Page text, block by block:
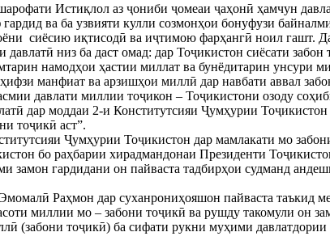
Истиқлол аз ҷониби ҷомеаи ҷаҳонӣ ҳамчун
гардид ва ба узвияти кулли созмонҳои бонуфузи
сиёсию иқтисодӣ ва иҷтимою фарҳангӣ ноил гашт.
давлатӣ низ ба даст омад: дар Тоҷикистон сиёсати
намодҳои ҳастии миллат ва бунёдитарин унсури
манфиат ва арзишҳои миллӣ дар навбати аввал
давлати миллии тоҷикон – Тоҷикистони озоду
дар моддаи 2-и Конститутсияи Ҷумҳурии
тоҷикӣ аст”.
Ҷумҳурии Тоҷикистон дар мамлакати мо
бо раҳбарии хирадмандонаи Президенти
замон гардидани он пайваста тадбирҳои судманд
Раҳмон дар суханрониҳояшон пайваста таъкид
миллии мо – забони тоҷикӣ ва рушду такомули он
(забони тоҷикӣ) ба сифати рукни муҳими